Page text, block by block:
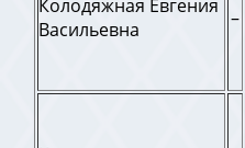
Колодяжная Евгения
Васильевна
–